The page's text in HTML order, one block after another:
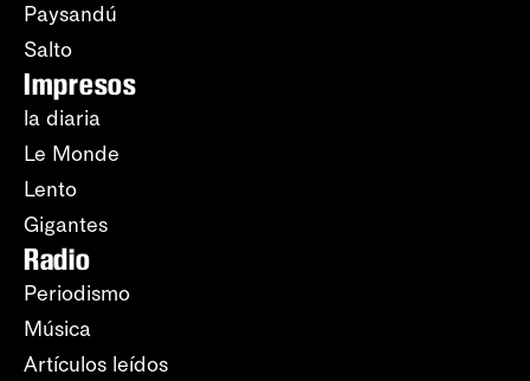
Paysandú
Salto
Impresos
la diaria
Le Monde
Lento
Gigantes
Radio
Periodismo
Música
Artículos leídos